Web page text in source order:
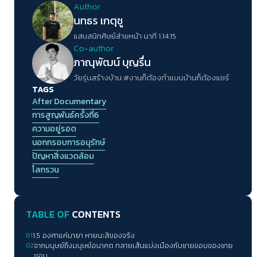
Author
นทธร เกตุชู
แสบสนิทศิษย์ส่ายหน้า นาที 1.14.15
Co-author
ภาณุพัฒน์ บุญรื่น
วัยรุ่นสร้างบ้าน #งานก็ต้องทำแบบบ้านก็ต้องแชร์
TAGS
After Documentary
การสูญพันธ์ครั้งที่6
ความอยู่รอด
นอกกรอบการอนุรักษ์
ปัญหาสิ่งแวดล้อม
โลกรวน
TABLE OF CONTENTS
011.5 องศาแค่มายา หายนะสิของจริง
02จากมนุษย์ถึงมนุษย์อนาคต ทลายเส้นแบ่งเมืองกับชายขอบของชาย